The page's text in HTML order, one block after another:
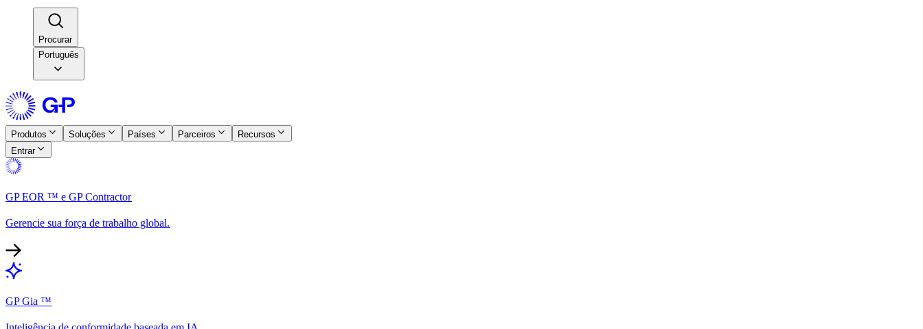
Procurar​​
Português
Produtos​​ Soluções​​ Países​​ Parceiros​​
Recursos​​
Entrar​​
GP EOR ™ e GP Contractor​​
Gerencie sua força de trabalho global.​​
GP Gia ™​​